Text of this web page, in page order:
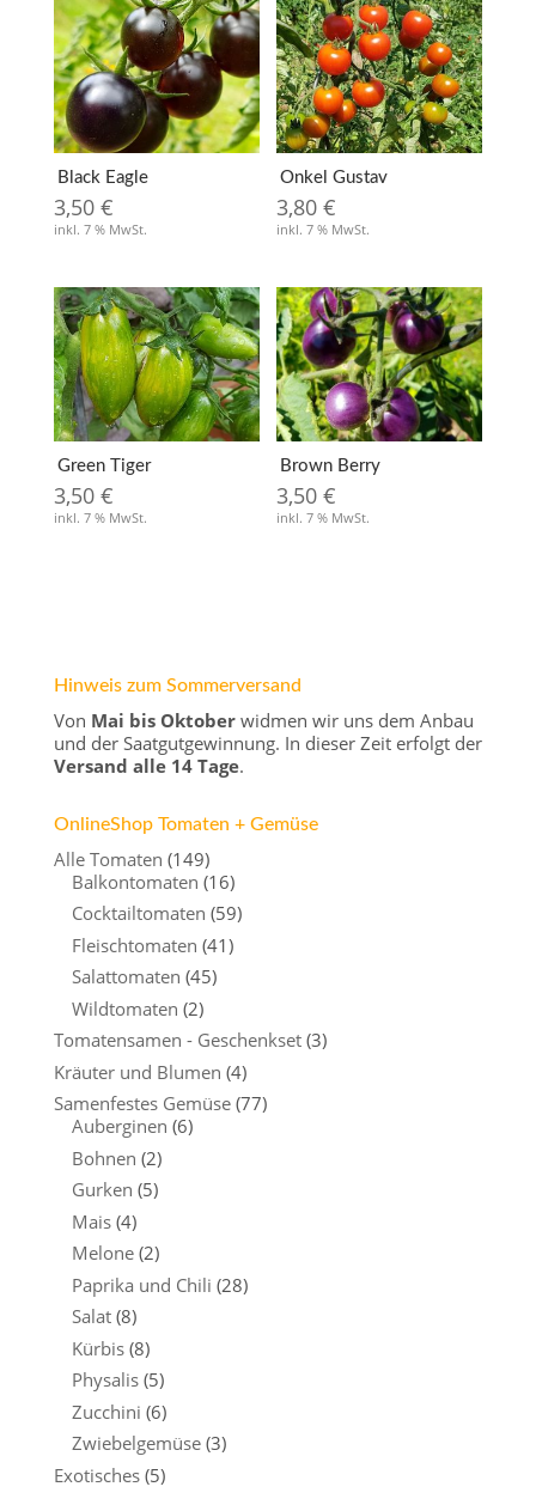
Black Eagle
3,50 €
inkl. 7 % MwSt.
Onkel Gustav
3,80€
inkl. 7 % MwSt.
Green Tiger
3,50 €
inkl. 7 % MwSt.
Brown Berry
3,50€
inkl. 7 % MwSt.
Hinweis zum Sommerversand
Von Mai bis Oktoberwidmen wir uns dem Anbau
und der Saatgutgewinnung. In dieser Zeit erfolgt der
Versand alle 14 Tage.
OnlineShop Tomaten + Gemüse
Alle Tomaten (149)
Balkontomaten (16)
Cocktailtomaten (59)
Fleischtomaten (41)
Salattomaten (45)
Wildtomaten (2)
Tomatensamen - Geschenkset (3)
Kräuter und Blumen (4)
Samenfestes Gemüse (77)
Auberginen (6)
Bohnen (2)
Gurken (5)
Mais (4)
Melone (2)
Paprika und Chili (28)
Salat (8)
Kürbis (8)
Physalis (5)
Zucchini (6)
Zwiebelgemüse (3)
Exotisches (5)